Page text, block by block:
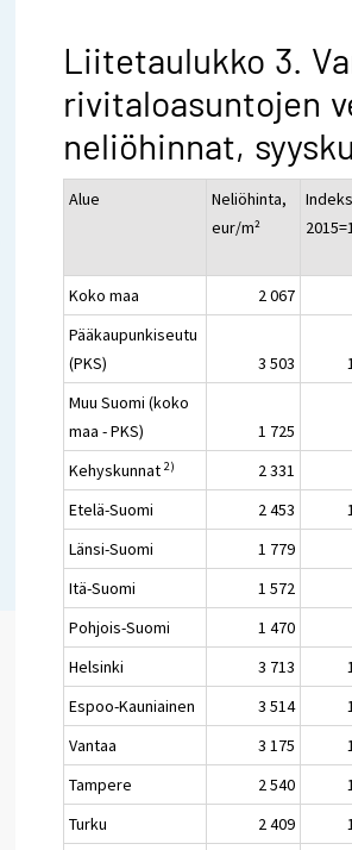
Liitetaulukko 3.
rivitaloasuntojen
neliöhinnat,
Alue
Neliöhinta,
eur/m²
Koko maa 2 067
Pääkaupunkiseutu
(PKS)
3 503
Muu Suomi (koko
maa - PKS)
1 725
Kehyskunnat2) 2 331
Etelä-Suomi
2 453
Länsi-Suomi
1 779
Itä-Suomi
1 572
Pohjois-Suomi
1 470
Helsinki
3 713
Espoo-Kauniainen
3 514
Vantaa
3 175
Tampere
2 540
Turku
2 409